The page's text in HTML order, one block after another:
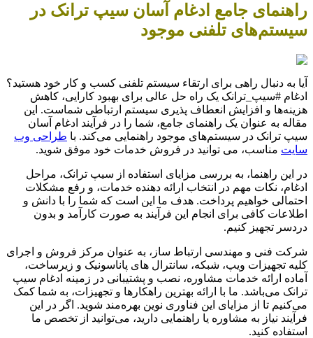
راهنمای جامع ادغام آسان سیپ ترانک در
سیستم‌های تلفنی موجود
آیا به دنبال راهی برای ارتقاء سیستم تلفنی کسب و کار خود هستید؟
ادغام #سیپ_ترانک یک راه حل عالی برای بهبود کارایی، کاهش
هزینه‌ها و افزایش انعطاف پذیری سیستم ارتباطی شماست. این
مقاله به عنوان یک راهنمای جامع، شما را در فرآیند ادغام آسان
سیپ ترانک در سیستم‌های موجود راهنمایی می‌کند. با طراحی وب
سایت مناسب، می توانید در فروش خدمات خود موفق شوید.
در این راهنما، به بررسی مزایای استفاده از سیپ ترانک، مراحل
ادغام، نکات مهم در انتخاب ارائه دهنده خدمات، و رفع مشکلات
احتمالی خواهیم پرداخت. هدف ما این است که شما را با دانش و
اطلاعات کافی برای انجام این فرآیند به صورت کارآمد و بدون
دردسر تجهیز کنیم.
شرکت فنی و مهندسی ارتباط ساز، به عنوان مرکز فروش و اجرای
کلیه تجهیزات ویپ، شبکه، سانترال های پاناسونیک و زیرساخت،
آماده ارائه خدمات مشاوره، نصب و پشتیبانی در زمینه ادغام سیپ
ترانک می‌باشد. ما با ارائه بهترین راهکارها و تجهیزات، به شما کمک
می‌کنیم تا از مزایای این فناوری نوین بهره‌مند شوید. اگر در این
فرآیند نیاز به مشاوره یا راهنمایی دارید، می‌توانید از تخصص ما
استفاده کنید.